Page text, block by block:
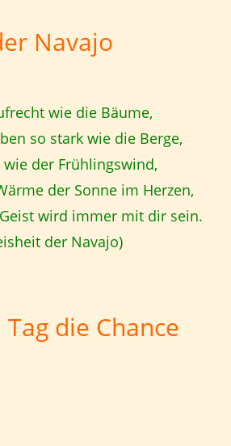
Navajo
wie die Bäume,
so stark wie die Berge,
wie der Frühlingswind,
der Sonne im Herzen,
wird immer mit dir sein.
der Navajo)
die Chance